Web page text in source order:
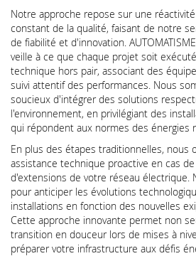
Notre approche repose sur une
constant de la qualité, faisant de notre
de fiabilité et d'innovation.
veille à ce que chaque projet soit
technique hors pair, associant des
suivi attentif des performances. Nous
soucieux d'intégrer des solutions
l'environnement, en privilégiant des
qui répondent aux normes des énergies
En plus des étapes traditionnelles, nous
assistance technique proactive en cas
d'extensions de votre réseau électrique.
pour anticiper les évolutions
installations en fonction des nouvelles
Cette approche innovante permet non
transition en douceur lors de mises à
préparer votre infrastructure aux défis